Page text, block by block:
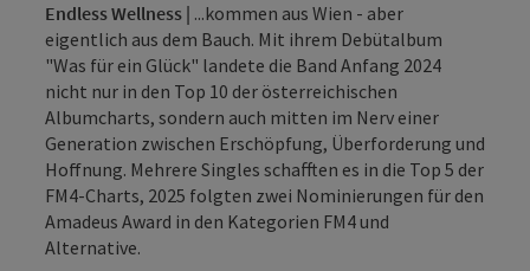
Endless Wellness | ...kommen aus Wien - aber
eigentlich aus dem Bauch. Mit ihrem Debütalbum
"Was für ein Glück" landete die Band Anfang 2024
nicht nur in den Top 10 der österreichischen
Albumcharts, sondern auch mitten im Nerv einer
Generation zwischen Erschöpfung, Überforderung und
Hoffnung. Mehrere Singles schafften es in die Top 5 der
FM4-Charts, 2025 folgten zwei Nominierungen für den
Amadeus Award in den Kategorien FM4 und
Alternative.